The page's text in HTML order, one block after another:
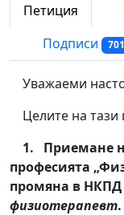
Петиция
Подписи 701
Уважаеми
Целите на тази
1. Приемане
професията
промяна в НКПД
физиотерапевт.